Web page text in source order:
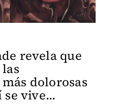
revela que
dolorosas
vive...